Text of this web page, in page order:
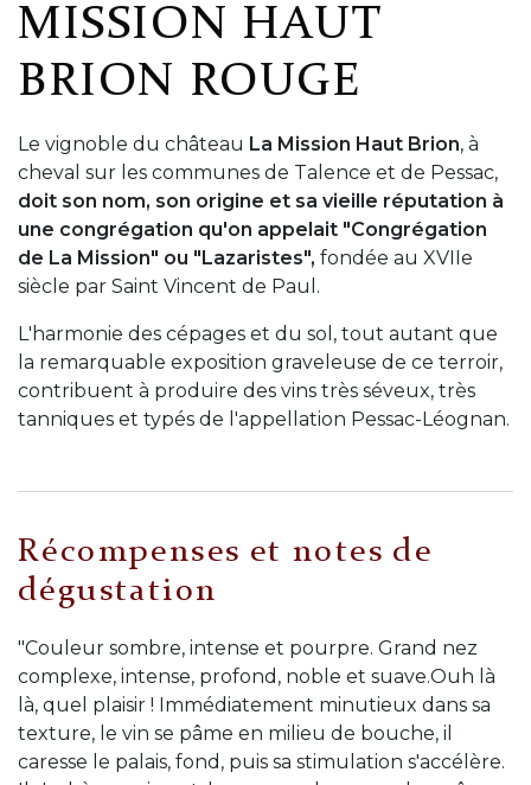
MISSION HAUT
BRION ROUGE
Le vignoble du château La Mission Haut Brion, à
cheval sur les communes de Talence et de Pessac,
doit son nom, son origine et sa vieille réputation à
une congrégation qu'on appelait "Congrégation
de La Mission" ou "Lazaristes", fondée au XVIIe
siècle par Saint Vincent de Paul.
L'harmonie des cépages et du sol, tout autant que
la remarquable exposition graveleuse de ce terroir,
contribuent à produire des vins très séveux, très
tanniques et typés de l'appellation Pessac-Léognan.
Récompenses et notes de
dégustation
"Couleur sombre, intense et pourpre. Grand nez
complexe, intense, profond, noble et suave.Ouh là
là, quel plaisir ! Immédiatement minutieux dans sa
texture, le vin se pâme en milieu de bouche, il
caresse le palais, fond, puis sa stimulation s'accélère.